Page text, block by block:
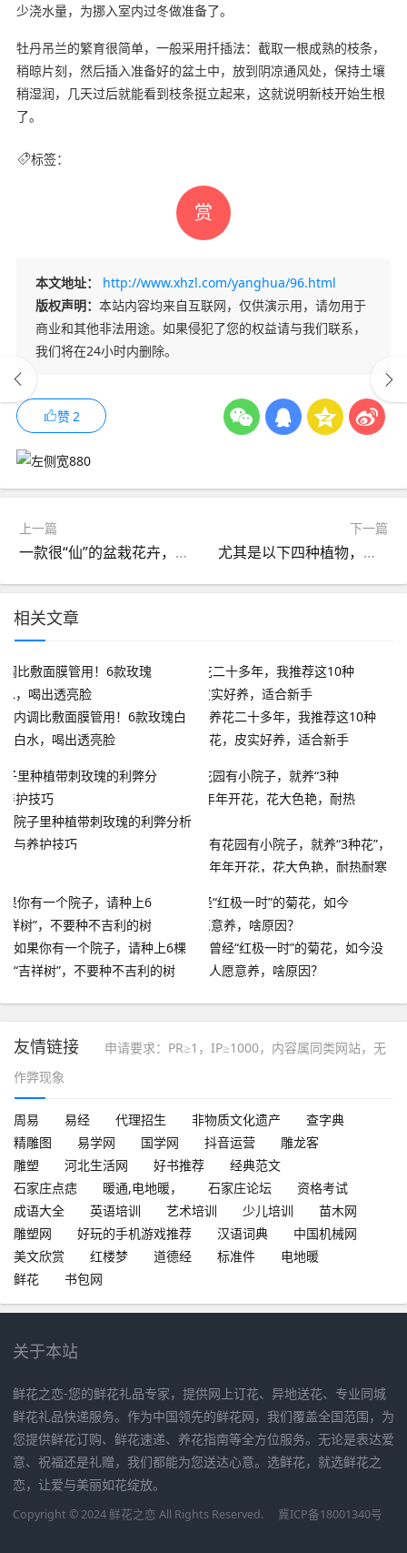
少浇水量，为挪入室内过冬做准备了。
牡丹吊兰的繁育很简单，一般采用扦插法：截取一根成熟的枝条，
稍晾片刻，然后插入准备好的盆土中，放到阴凉通风处，保持土壤
稍湿润，几天过后就能看到枝条挺立起来，这就说明新枝开始生根
了。
标签：
赏
本文地址：
http://www.xhzl.com/yanghua/96.html
版权声明： 本站内容均来自互联网，仅供演示用，请勿用于
商业和其他非法用途。如果侵犯了您的权益请与我们联系，
我们将在24小时内删除。
赞2
上一篇
一款很“仙”的盆栽花卉，花色清新秀美，四季都开花，好看又好养
下一篇
尤其是以下四种植物，难怪聪明人都在偷偷养它们，今天就来了解一下这些“宝藏植物”吧！
相关文章
内调比敷面膜管用！6款玫瑰白
白水，喝出透亮脸
养花二十多年，我推荐这10种
花，皮实好养，适合新手
院子里种植带刺玫瑰的利弊分析
与养护技巧
有花园有小院子，就养“3种花”，
年年开花，花大色艳，耐热耐寒
如果你有一个院子，请种上6棵
“吉祥树”，不要种不吉利的树
曾经“红极一时”的菊花，如今没
人愿意养，啥原因？
友情链接
申请要求：PR≥1，IP≥1000，内容属同类网站，无
作弊现象
周易 易经 代理招生 非物质文化遗产
查字典
精雕图
易学网 国学网 抖音运营
雕龙客
雕塑
河北生活网 好书推荐
经典范文
石家庄点痣
暖通,电地暖， 石家庄论坛
资格考试
成语大全
英语培训 艺术培训 少儿培训
苗木网
雕塑网
好玩的手机游戏推荐 汉语词典
中国机械网
美文欣赏
红楼梦 道德经 标准件
电地暖
鲜花
书包网
关于本站
鲜花之恋-您的鲜花礼品专家，提供网上订花、异地送花、专业同城
鲜花礼品快递服务。作为中国领先的鲜花网，我们覆盖全国范围，为
您提供鲜花订购、鲜花速递、养花指南等全方位服务。无论是表达爱
意、祝福还是礼赠，我们都能为您送达心意。选鲜花，就选鲜花之
恋，让爱与美丽如花绽放。
Copyright © 2024 鲜花之恋 All Rights Reserved. 冀ICP备18001340号